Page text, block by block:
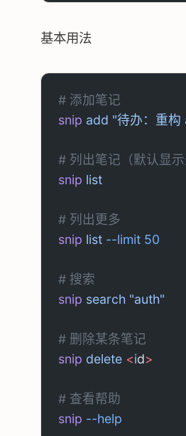
基本用法
# 添加笔记
snip add "待办：重构
# 列出笔记（默认显示
snip list
# 列出更多
snip list --limit 50
# 搜索
snip search "auth"
# 删除某条笔记
snip delete <id>
# 查看帮助
snip --help